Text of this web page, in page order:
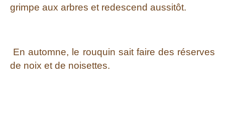
grimpe aux arbres et redescend aussitôt.
En automne, le rouquin sait faire des réserves
de noix et de noisettes.